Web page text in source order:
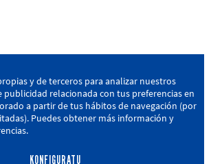
48340 Amorebieta, Bizkaia
y de terceros para analizar nuestros
relacionada con tus preferencias en
a partir de tus hábitos de navegación (por
Puedes obtener más información y
KONFIGURATU